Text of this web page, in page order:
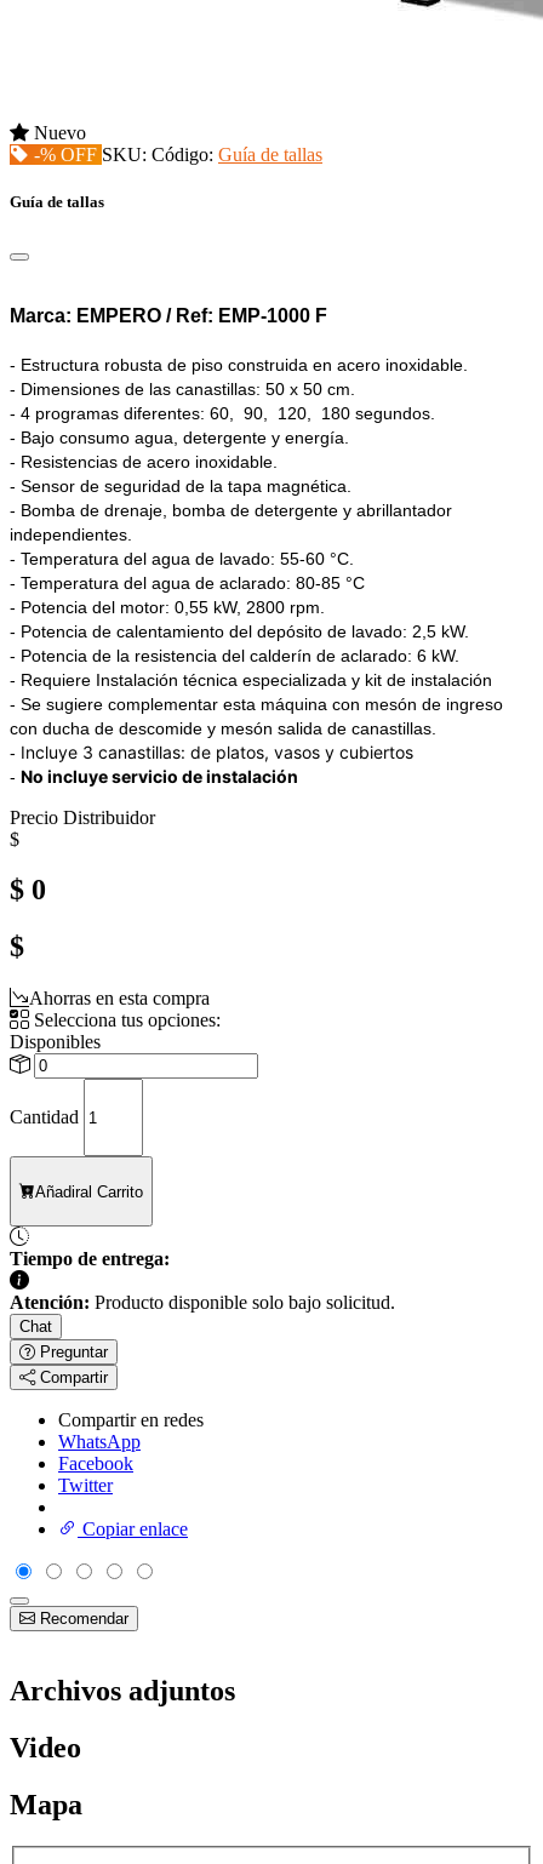
Nuevo
-% OFF SKU: Código: Guía de tallas
Guía de tallas
Marca: EMPERO / Ref: EMP-1000 F
- Estructura robusta de piso construida en acero inoxidable.
- Dimensiones de las canastillas: 50 x 50 cm.
- 4 programas diferentes: 60, 90, 120, 180 segundos.
- Bajo consumo agua, detergente y energía.
- Resistencias de acero inoxidable.
- Sensor de seguridad de la tapa magnética.
- Bomba de drenaje, bomba de detergente y abrillantador
independientes.
- Temperatura del agua de lavado: 55-60 °C.
- Temperatura del agua de aclarado: 80-85 °C
- Potencia del motor: 0,55 kW, 2800 rpm.
- Potencia de calentamiento del depósito de lavado: 2,5 kW.
- Potencia de la resistencia del calderín de aclarado: 6 kW.
- Requiere Instalación técnica especializada y kit de instalación
- Se sugiere complementar esta máquina con mesón de ingreso
con ducha de descomide y mesón salida de canastillas.
- Incluye 3 canastillas: de platos, vasos y cubiertos
- No incluye servicio de instalación
Precio Distribuidor
$
$ 0
$
Ahorras en esta compra
Selecciona tus opciones:
Disponibles
Cantidad
Añadiral Carrito
Tiempo de entrega:
Atención: Producto disponible solo bajo solicitud.
Chat
Preguntar
Compartir
Compartir en redes
WhatsApp
Facebook
Twitter
Copiar enlace
Recomendar
Archivos adjuntos
Video
Mapa